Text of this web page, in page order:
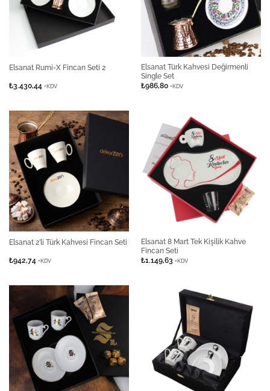
Elsanat Rumi-X Fincan Seti 2
₺3.430,44 +KDV
Elsanat Türk Kahvesi Değirmenli
Single Set
₺986,80 +KDV
Elsanat 2’li Türk Kahvesi Fincan Seti
₺942,74 +KDV
Elsanat 8 Mart Tek Kişilik Kahve
Fincan Seti
₺1.149,63 +KDV